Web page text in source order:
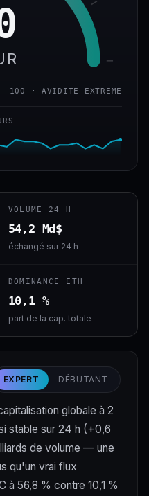
100 · AVIDITÉ EXTRÊME
VOLUME 24 H
54,2 Md$
échangé sur 24 h
DOMINANCE ETH
10,1 %
part de la cap. totale
EXPERT DÉBUTANT
globale à 2
stable sur 24 h (+0,6
de volume — une
qu'un vrai flux
à 56,8 % contre 10,1 %